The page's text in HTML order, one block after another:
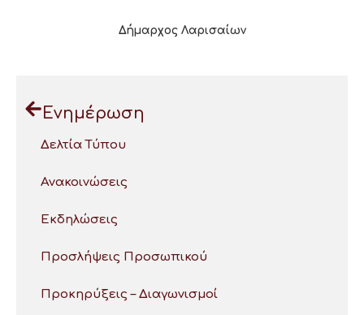
Δήμαρχος Λαρισαίων
Ενημέρωση
Δελτία Τύπου
Ανακοινώσεις
Εκδηλώσεις
Προσλήψεις Προσωπικού
Προκηρύξεις – Διαγωνισμοί